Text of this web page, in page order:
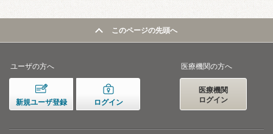
このページの先頭へ
ユーザの方へ
新規ユーザ登録 ログイン
医療機関の方へ
医療機関
ログイン